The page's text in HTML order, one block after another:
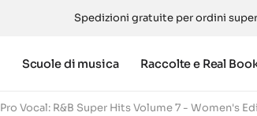
Spedizioni gratuite per ordini
Scuole di musica Raccolte e Real
Pro Vocal: R&B Super Hits Volume 7 - Women's